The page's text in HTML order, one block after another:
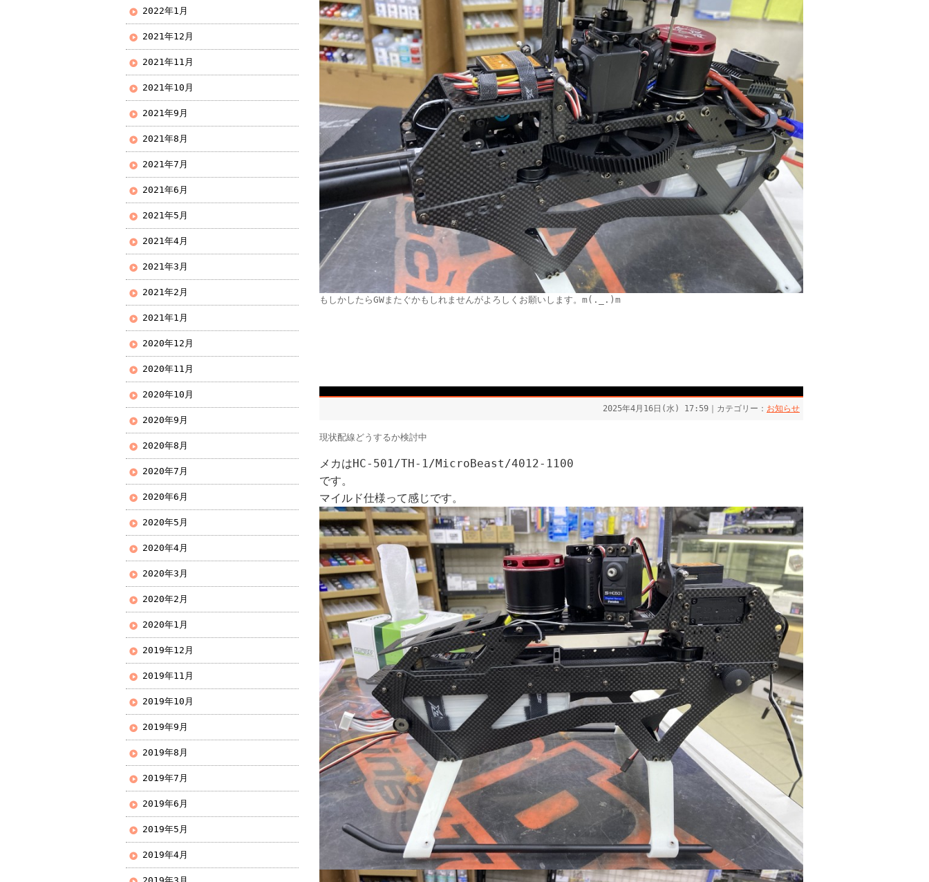
もしかしたらGWまたぐかもしれませんがよろしくお願いします。 m(._.)m
2025年4月16日(水) 17:59｜カテゴリー： お知らせ
現状配線どうするか検討中
メカはHC-501/TH-1/MicroBeast/4012-1100
です。
マイルド仕様って感じです。
2022年1月
2021年12月
2021年11月
2021年10月
2021年9月
2021年8月
2021年7月
2021年6月
2021年5月
2021年4月
2021年3月
2021年2月
2021年1月
2020年12月
2020年11月
2020年10月
2020年9月
2020年8月
2020年7月
2020年6月
2020年5月
2020年4月
2020年3月
2020年2月
2020年1月
2019年12月
2019年11月
2019年10月
2019年9月
2019年8月
2019年7月
2019年6月
2019年5月
2019年4月